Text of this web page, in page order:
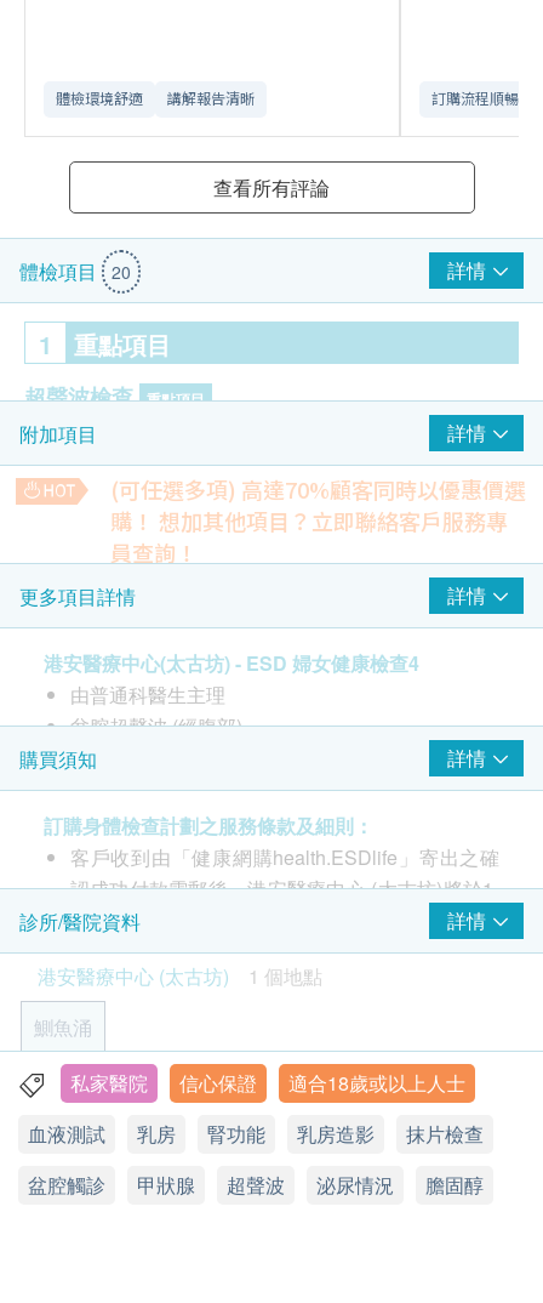
體檢環境舒適​ 講解報告清晰​ 訂購流程順暢
查看所有評論
體檢項目 20 詳情
1 重點項目
超聲波檢查 重點項目
盆腔超聲波 (經腹部) - 女士
子宮頸病變測試 (只限女士) 重點項目
傳統柏氏抹片 (適合有性經驗的女性檢查)
乳房檢查 重點項目
乳房及盆腔觸診 重點項目
乳房及盆腔檢查(手觸)
2 基本項目
基本健康評估
血壓
體質指標
身高
體重
脈搏率
色盲測試
青光眼初部檢查
視力檢查
醫生會診、病歷評估及體格檢查
附加項目 詳情
(可任選多項) 高達70%顧客同時以優惠價選
購！ 想加其他項目？立即聯絡客戶服務專
員查詢！
大便隱血檢查
HK$ 210.0
癌症指標測試組合B - 只限女士
肝癌指標、胃腫瘤指標、卵巢腫瘤指標、乳房腫瘤指標
HK$1,920.0
上腹部超聲波 (肝、膽、膽管、脾臟、胰臟、腎臟)
HK$2,700.0
心臟超聲波
HK$3,220.0
甲狀腺功能檢查組合
TSH、T3、T4
HK$850.0
甲狀腺超聲波
HK$ 1,500.0
更多項目詳情 詳情
港安醫療中心(太古坊) - ESD 婦女健康檢查4
由普通科醫生主理
盆腔超聲波 (經腹部)
傳統柏氏抹片 (適合有性經驗的女性檢查)
乳房及盆腔觸診
乳房超聲波 或 乳房X光造影 (二選一)
乳房檢查 (乳房超聲波 或 乳房造影)
乳房超聲波：任何年齡的女性皆適用，可清晰分辨
水囊和實質性腫瘤
乳房造影：40歲以上，需要每一至兩年接受一次乳
房X光檢查。如果能夠在早期時就發現，乳癌的痊
癒機會率是相當高的。透過進行定期乳房X光造影
檢查，就可以可及早發現初期乳癌、良性腫瘤或乳
腺增生等乳房病變。
非入侵性影像學檢查，過程簡單，可清晰觀察女士
購買須知 詳情
訂購身體檢查計劃之服務條款及細則：
客戶收到由「健康網購health.ESDlife」寄出之確
認成功付款電郵後，港安醫療中心 (太古坊)將於1-
2個工作天內，致電客戶預約身體檢查的時間及地
點。客戶亦可於訂單確認後1個工作天致電港安醫
療中心 (太古坊) 查詢 (電話: 2309 5000)。
客戶必須於預約當天出示身份証及列印訂購確認信
以確認身份。
身體檢查計劃有效期為6個月，客戶必須於6個月內
(由確認付款日期起計)接受有關檢查，逾期作廢。
進行健康檢查後，一般情況下，需大概7-10個工作
天跟進檢查報告，工作天不包括星期六、日及公眾
假期。輪侯報告講解時間會因應不同情況 (如個別
診所/醫院資料
詳情
港安醫療中心 (太古坊)
1 個地點
鰂魚涌
香港鰂魚涌英皇道979號太古坊濠豐大廈19樓
顯示地圖
星期一至四：9:00a.m. - 6:00p.m.
私家醫院 信心保證
適合18歲或以上人士
血液測試
乳房 腎功能 乳房造影
抹片檢查
盆腔觸診
甲狀腺 超聲波 泌尿情況 膽固醇